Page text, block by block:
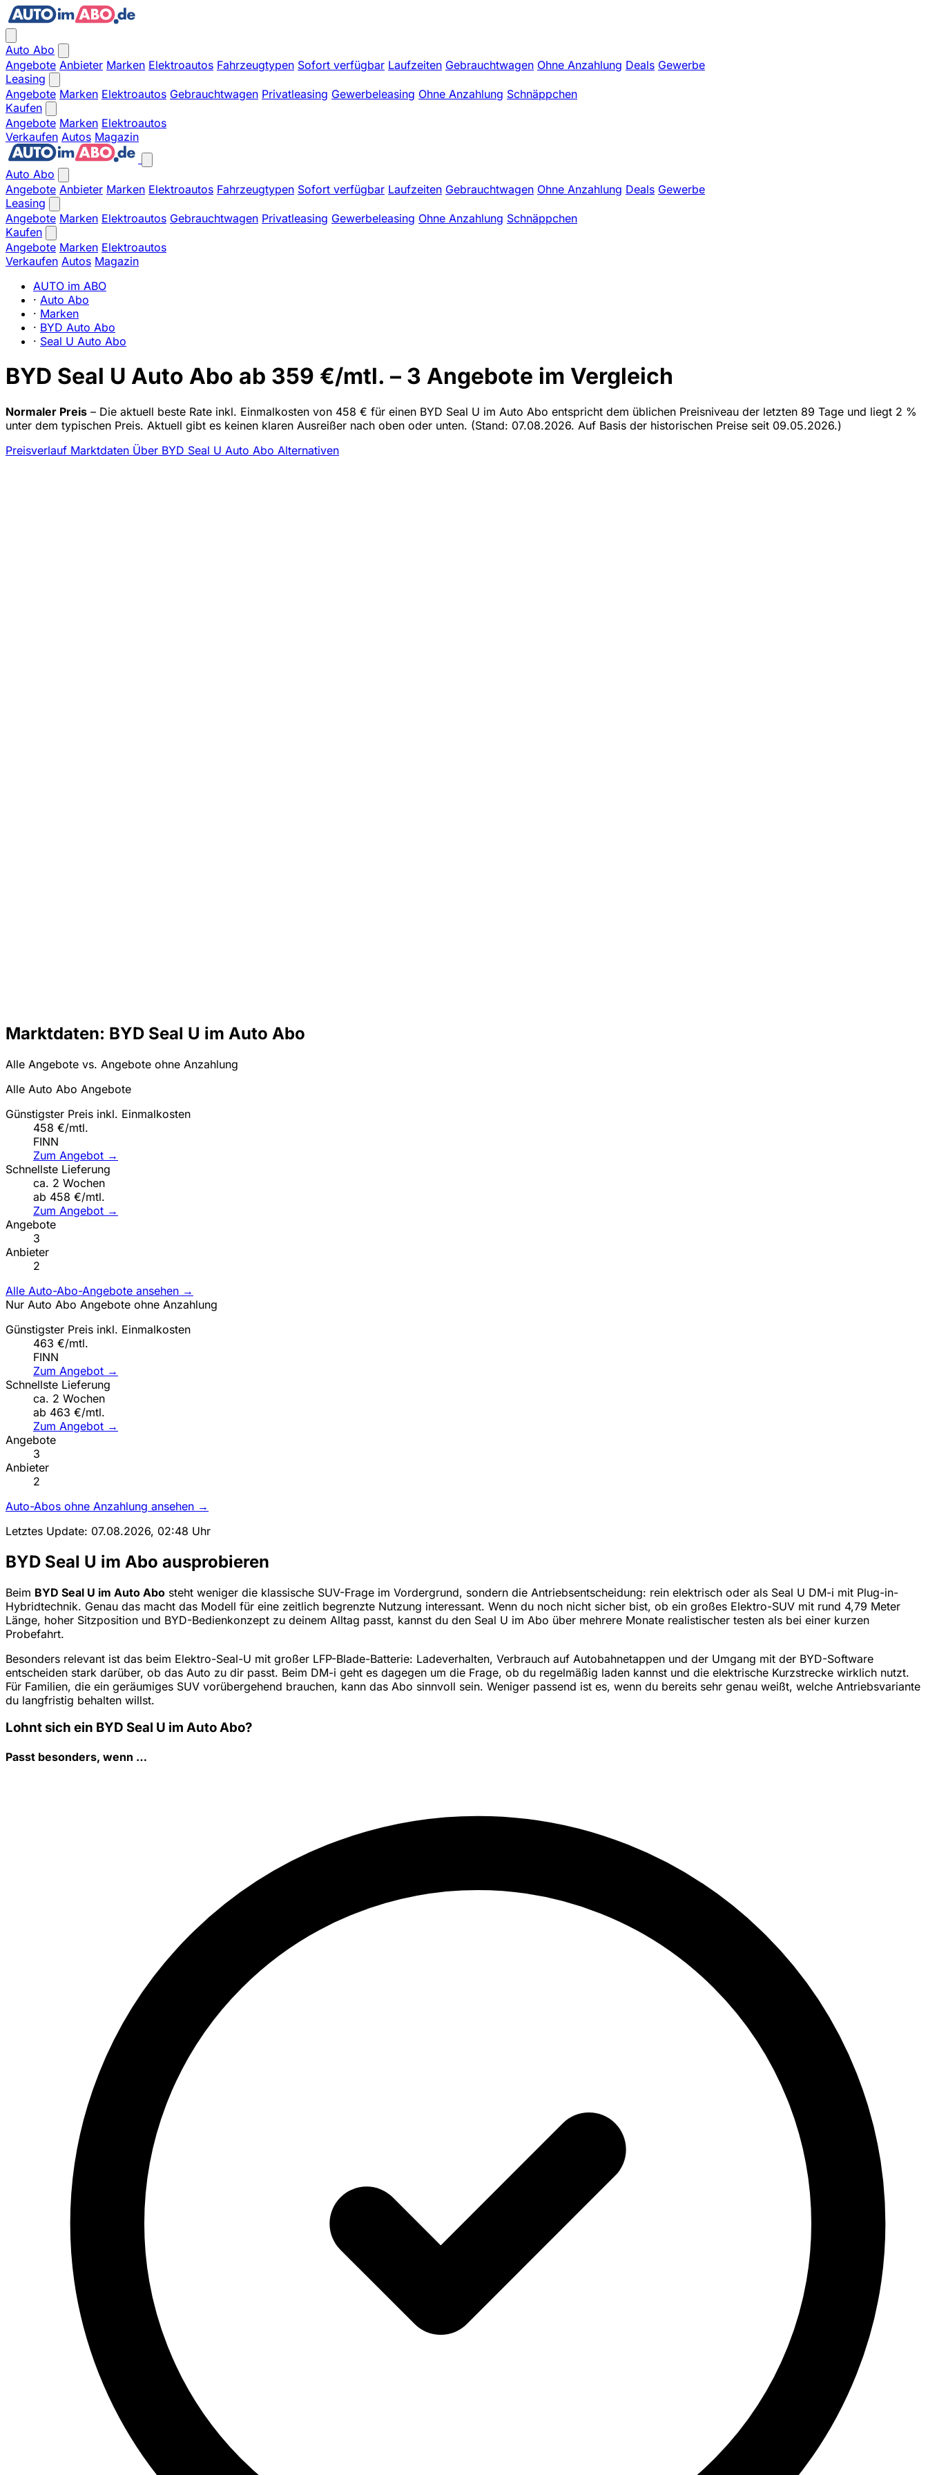
Auto Abo
Angebote Anbieter Marken Elektroautos Fahrzeugtypen Sofort verfügbar Laufzeiten Gebrauchtwagen Ohne Anzahlung Deals Gewerbe
Leasing
Angebote Marken Elektroautos Gebrauchtwagen Privatleasing Gewerbeleasing Ohne Anzahlung Schnäppchen
Kaufen
Angebote Marken Elektroautos
Verkaufen Autos Magazin
Auto Abo
Angebote Anbieter Marken Elektroautos Fahrzeugtypen Sofort verfügbar Laufzeiten Gebrauchtwagen Ohne Anzahlung Deals Gewerbe
Leasing
Angebote Marken Elektroautos Gebrauchtwagen Privatleasing Gewerbeleasing Ohne Anzahlung Schnäppchen
Kaufen
Angebote Marken Elektroautos
Verkaufen Autos Magazin
AUTO im ABO
· Auto Abo
· Marken
· BYD Auto Abo
· Seal U Auto Abo
BYD Seal U Auto Abo ab 359 €/mtl. – 3 Angebote im Vergleich
Normaler Preis – Die aktuell beste Rate inkl. Einmalkosten von 458 € für einen BYD Seal U im Auto Abo entspricht dem üblichen Preisniveau der letzten 89 Tage und liegt 2 %
unter dem typischen Preis. Aktuell gibt es keinen klaren Ausreißer nach oben oder unten. (Stand: 07.08.2026. Auf Basis der historischen Preise seit 09.05.2026.)
Preisverlauf Marktdaten Über BYD Seal U Auto Abo Alternativen
Marktdaten: BYD Seal U im Auto Abo
Alle Angebote vs. Angebote ohne Anzahlung
Alle Auto Abo Angebote
Günstigster Preis inkl. Einmalkosten
458 €/mtl.
FINN
Zum Angebot →
Schnellste Lieferung
ca. 2 Wochen
ab 458 €/mtl.
Zum Angebot →
Angebote
3
Anbieter
2
Alle Auto-Abo-Angebote ansehen →
Nur Auto Abo Angebote ohne Anzahlung
Günstigster Preis inkl. Einmalkosten
463 €/mtl.
FINN
Zum Angebot →
Schnellste Lieferung
ca. 2 Wochen
ab 463 €/mtl.
Zum Angebot →
Angebote
3
Anbieter
2
Auto-Abos ohne Anzahlung ansehen →
Letztes Update: 07.08.2026, 02:48 Uhr
BYD Seal U im Abo ausprobieren
Beim BYD Seal U im Auto Abo steht weniger die klassische SUV-Frage im Vordergrund, sondern die Antriebsentscheidung: rein elektrisch oder als Seal U DM-i mit Plug-in-
Hybridtechnik. Genau das macht das Modell für eine zeitlich begrenzte Nutzung interessant. Wenn du noch nicht sicher bist, ob ein großes Elektro-SUV mit rund 4,79 Meter
Länge, hoher Sitzposition und BYD-Bedienkonzept zu deinem Alltag passt, kannst du den Seal U im Abo über mehrere Monate realistischer testen als bei einer kurzen
Probefahrt.
Besonders relevant ist das beim Elektro-Seal-U mit großer LFP-Blade-Batterie: Ladeverhalten, Verbrauch auf Autobahnetappen und der Umgang mit der BYD-Software
entscheiden stark darüber, ob das Auto zu dir passt. Beim DM-i geht es dagegen um die Frage, ob du regelmäßig laden kannst und die elektrische Kurzstrecke wirklich nutzt.
Für Familien, die ein geräumiges SUV vorübergehend brauchen, kann das Abo sinnvoll sein. Weniger passend ist es, wenn du bereits sehr genau weißt, welche Antriebsvariante
du langfristig behalten willst.
Lohnt sich ein BYD Seal U im Auto Abo?
Passt besonders, wenn …